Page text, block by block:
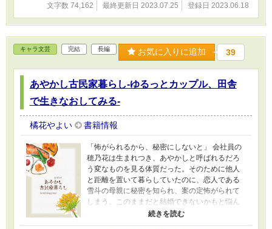
文字数 74,162 最終更新日 2023.07.25 登録日 2023.06.18
キャラ文芸 完結 長編 お気に入りに追加 39
あやかし古民家暮らし-ゆるっとカップル、田舎
で生きなおしてみる-
橘花やよい 書籍情報
「怖がられるから、秘密にしないと」 会社員の
穂乃花は生まれつき、あやかしと呼ばれるだろ
う変なものを見る体質だった。そのために他人
と距離を置いて暮らしていたのに、恋人である
雪斗の母親に秘密を知られ、案の定怖がられて
しまう。このままだと結婚できないかもと悩ん
でいると「気分転換に引っ越ししない？」と雪